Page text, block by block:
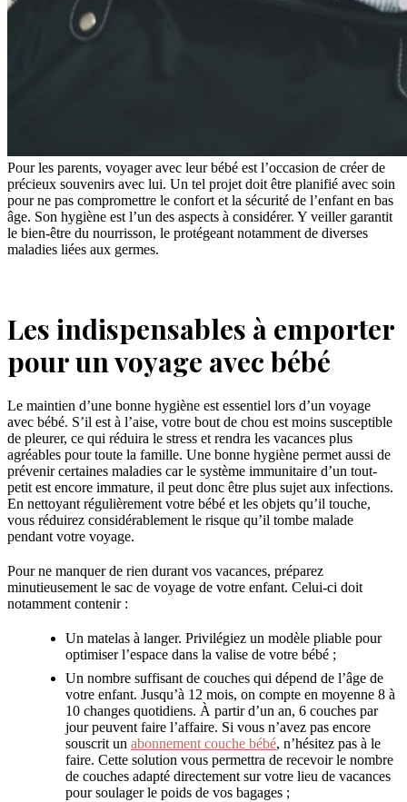
Pour les parents, voyager avec leur bébé est l’occasion de créer de
précieux souvenirs avec lui. Un tel projet doit être planifié avec soin
pour ne pas compromettre le confort et la sécurité de l’enfant en bas
âge. Son hygiène est l’un des aspects à considérer. Y veiller garantit
le bien-être du nourrisson, le protégeant notamment de diverses
maladies liées aux germes.
Les indispensables à emporter
pour un voyage avec bébé
Le maintien d’une bonne hygiène est essentiel lors d’un voyage
avec bébé. S’il est à l’aise, votre bout de chou est moins susceptible
de pleurer, ce qui réduira le stress et rendra les vacances plus
agréables pour toute la famille. Une bonne hygiène permet aussi de
prévenir certaines maladies car le système immunitaire d’un tout-
petit est encore immature, il peut donc être plus sujet aux infections.
En nettoyant régulièrement votre bébé et les objets qu’il touche,
vous réduirez considérablement le risque qu’il tombe malade
pendant votre voyage.
Pour ne manquer de rien durant vos vacances, préparez
minutieusement le sac de voyage de votre enfant. Celui-ci doit
notamment contenir :
Un matelas à langer. Privilégiez un modèle pliable pour
optimiser l’espace dans la valise de votre bébé ;
Un nombre suffisant de couches qui dépend de l’âge de
votre enfant. Jusqu’à 12 mois, on compte en moyenne 8 à
10 changes quotidiens. À partir d’un an, 6 couches par
jour peuvent faire l’affaire. Si vous n’avez pas encore
souscrit un abonnement couche bébé, n’hésitez pas à le
faire. Cette solution vous permettra de recevoir le nombre
de couches adapté directement sur votre lieu de vacances
pour soulager le poids de vos bagages ;